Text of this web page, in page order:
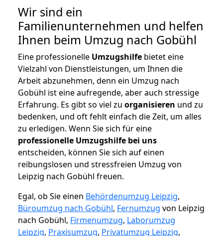
Wir sind ein
Familienunternehmen und helfen
Ihnen beim Umzug nach Gobühl
Eine professionelle Umzugshilfe bietet eine
Vielzahl von Dienstleistungen, um Ihnen die
Arbeit abzunehmen, denn ein Umzug nach
Gobühl ist eine aufregende, aber auch stressige
Erfahrung. Es gibt so viel zu organisieren und zu
bedenken, und oft fehlt einfach die Zeit, um alles
zu erledigen. Wenn Sie sich für eine
professionelle Umzugshilfe bei uns
entscheiden, können Sie sich auf einen
reibungslosen und stressfreien Umzug von
Leipzig nach Gobühl freuen.
Egal, ob Sie einen Behördenumzug Leipzig,
Büroumzug nach Gobühl, Fernumzug von Leipzig
nach Gobühl, Firmenumzug, Laborumzug
Leipzig, Praxisumzug, Privatumzug Leipzig,